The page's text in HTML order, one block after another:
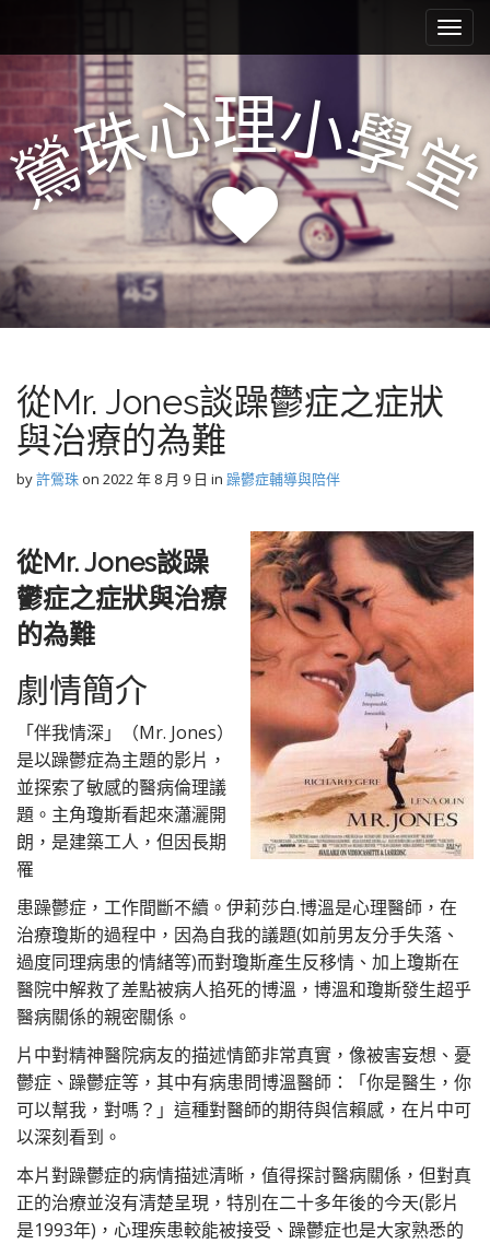
m
e
n
u
i
o
n
n
t
鶯珠心理小學堂
從Mr. Jones談躁鬱症之症狀
與治療的為難
by許鶯珠on 2022 年 8 月 9 日 in 躁鬱症輔導與陪伴
從Mr. Jones談躁
鬱症之症狀與治療
的為難
劇情簡介
「伴我情深」（Mr. Jones）
是以躁鬱症為主題的影片，
並探索了敏感的醫病倫理議
題。主角瓊斯看起來瀟灑開
朗，是建築工人，但因長期
罹
患躁鬱症，工作間斷不續。伊莉莎白.博溫是心理醫師，在
治療瓊斯的過程中，因為自我的議題(如前男友分手失落、
過度同理病患的情緒等)而對瓊斯產生反移情、加上瓊斯在
醫院中解救了差點被病人掐死的博溫，博溫和瓊斯發生超乎
醫病關係的親密關係。
片中對精神醫院病友的描述情節非常真實，像被害妄想、憂
鬱症、躁鬱症等，其中有病患問博溫醫師：「你是醫生，你
可以幫我，對嗎？」這種對醫師的期待與信賴感，在片中可
以深刻看到。
本片對躁鬱症的病情描述清晰，值得探討醫病關係，但對真
正的治療並沒有清楚呈現，特別在二十多年後的今天(影片
是1993年)，心理疾患較能被接受、躁鬱症也是大家熟悉的